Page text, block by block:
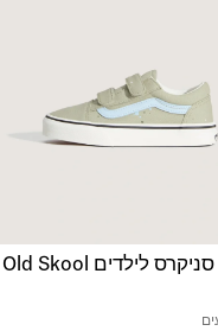
נעלי סניקרס לילדים Old Skool